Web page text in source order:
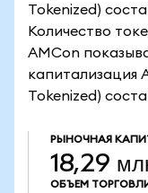
Tokenized)
Количество
AMCon
капитализация
Tokenized)
РЫНОЧНАЯ
18,29
ОБЪЕМ